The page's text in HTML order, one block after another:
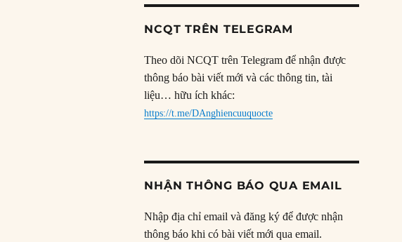
NCQT TRÊN TELEGRAM
Theo dõi NCQT trên Telegram để nhận được
thông báo bài viết mới và các thông tin, tài
liệu… hữu ích khác:
https://t.me/DAnghiencuuquocte
NHẬN THÔNG BÁO QUA EMAIL
Nhập địa chỉ email và đăng ký để được nhận
thông báo khi có bài viết mới qua email.